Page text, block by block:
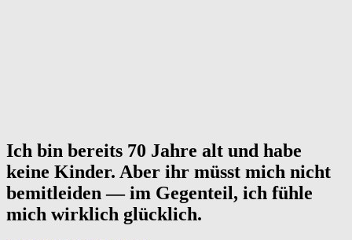
Ich bin bereits 70 Jahre alt und habe
keine Kinder. Aber ihr müsst mich nicht
bemitleiden — im Gegenteil, ich fühle
mich wirklich glücklich.